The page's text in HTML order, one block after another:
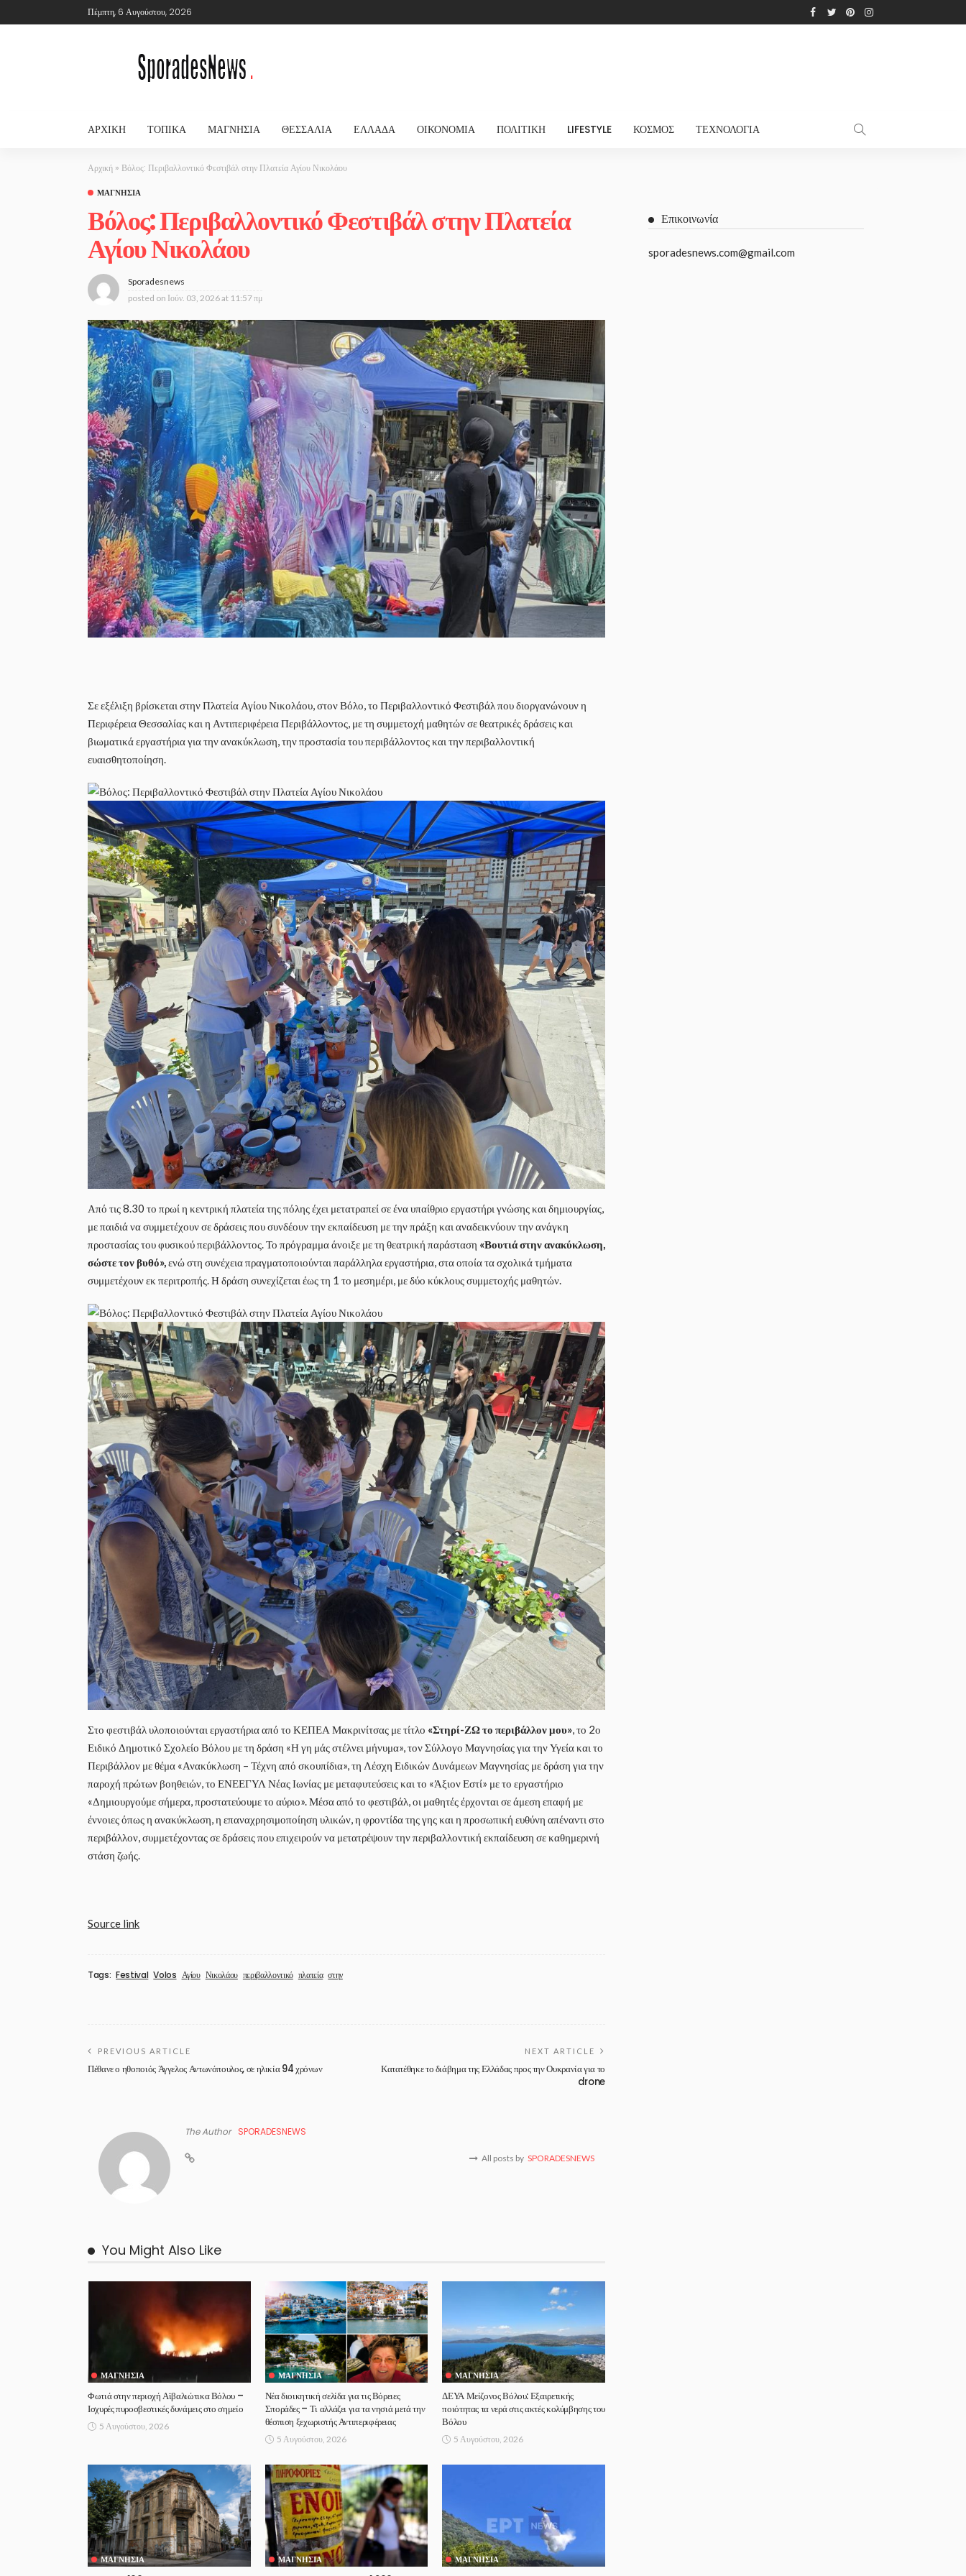
Πέμπτη, 6 Αυγούστου, 2026
ΑΡΧΙΚΉ ΤΟΠΙΚΆ ΜΑΓΝΗΣΊΑ ΘΕΣΣΑΛΊΑ ΕΛΛΆΔΑ ΟΙΚΟΝΟΜΊΑ ΠΟΛΙΤΙΚΉ LIFESTYLE ΚΌΣΜΟΣ ΤΕΧΝΟΛΟΓΊΑ
Αρχική » Βόλος: Περιβαλλοντικό Φεστιβάλ στην Πλατεία Αγίου Νικολάου
ΜΑΓΝΗΣΊΑ
Βόλος: Περιβαλλοντικό Φεστιβάλ στην Πλατεία
Αγίου Νικολάου
Sporadesnews
posted on Ιούν. 03, 2026 at 11:57 πμ
Σε εξέλιξη βρίσκεται στην Πλατεία Αγίου Νικολάου, στον Βόλο, το Περιβαλλοντικό Φεστιβάλ που διοργανώνουν η
Περιφέρεια Θεσσαλίας και η Αντιπεριφέρεια Περιβάλλοντος, με τη συμμετοχή μαθητών σε θεατρικές δράσεις και
βιωματικά εργαστήρια για την ανακύκλωση, την προστασία του περιβάλλοντος και την περιβαλλοντική
ευαισθητοποίηση.
Από τις 8.30 το πρωί η κεντρική πλατεία της πόλης έχει μετατραπεί σε ένα υπαίθριο εργαστήρι γνώσης και δημιουργίας,
με παιδιά να συμμετέχουν σε δράσεις που συνδέουν την εκπαίδευση με την πράξη και αναδεικνύουν την ανάγκη
προστασίας του φυσικού περιβάλλοντος. Το πρόγραμμα άνοιξε με τη θεατρική παράσταση «Βουτιά στην ανακύκλωση,
σώστε τον βυθό», ενώ στη συνέχεια πραγματοποιούνται παράλληλα εργαστήρια, στα οποία τα σχολικά τμήματα
συμμετέχουν εκ περιτροπής. Η δράση συνεχίζεται έως τη 1 το μεσημέρι, με δύο κύκλους συμμετοχής μαθητών.
Στο φεστιβάλ υλοποιούνται εργαστήρια από το ΚΕΠΕΑ Μακρινίτσας με τίτλο «Στηρί-ΖΩ το περιβάλλον μου» , το 2ο
Ειδικό Δημοτικό Σχολείο Βόλου με τη δράση «Η γη μάς στέλνει μήνυμα», τον Σύλλογο Μαγνησίας για την Υγεία και το
Περιβάλλον με θέμα «Ανακύκλωση – Τέχνη από σκουπίδια», τη Λέσχη Ειδικών Δυνάμεων Μαγνησίας με δράση για την
παροχή πρώτων βοηθειών, το ΕΝΕΕΓΥΛ Νέας Ιωνίας με μεταφυτεύσεις και το «Άξιον Εστί» με το εργαστήριο
«Δημιουργούμε σήμερα, προστατεύουμε το αύριο». Μέσα από το φεστιβάλ, οι μαθητές έρχονται σε άμεση επαφή με
έννοιες όπως η ανακύκλωση, η επαναχρησιμοποίηση υλικών, η φροντίδα της γης και η προσωπική ευθύνη απέναντι στο
περιβάλλον, συμμετέχοντας σε δράσεις που επιχειρούν να μετατρέψουν την περιβαλλοντική εκπαίδευση σε καθημερινή
στάση ζωής.
Source link
Tags: Festival Volos Αγίου Νικολάου περιβαλλοντικό πλατεία στην
PREVIOUS ARTICLE
Πέθανε ο ηθοποιός Άγγελος Αντωνόπουλος, σε ηλικία 94 χρόνων
NEXT ARTICLE
Κατατέθηκε το διάβημα της Ελλάδας προς την Ουκρανία για το
drone
The Author SPORADESNEWS
All posts by SPORADESNEWS
You Might Also Like
ΜΑΓΝΗΣΊΑ
Φωτιά στην περιοχή Αϊβαλιώτικα Βόλου –
Ισχυρές πυροσβεστικές δυνάμεις στο σημείο
5 Αυγούστου, 2026
ΜΑΓΝΗΣΊΑ
Νέα διοικητική σελίδα για τις Βόρειες
Σποράδες – Τι αλλάζει για τα νησιά μετά την
θέσπιση ξεχωριστής Αντιπεριφέρειας
5 Αυγούστου, 2026
ΜΑΓΝΗΣΊΑ
ΔΕΥΑ Μείζονος Βόλου: Εξαιρετικής
ποιότητας τα νερά στις ακτές κολύμβησης του
Βόλου
5 Αυγούστου, 2026
ΜΑΓΝΗΣΊΑ ΜΑΓΝΗΣΊΑ ΜΑΓΝΗΣΊΑ
Επικοινωνία
sporadesnews.com@gmail.com